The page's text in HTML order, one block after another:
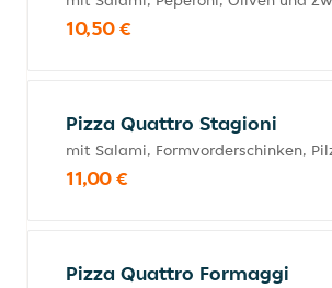
10,50 €
Pizza Quattro Stagioni
mit Salami, Formvorderschinken,
11,00 €
Pizza Quattro Formaggi